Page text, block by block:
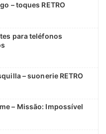
– toques RETRO
para teléfonos
– suonerie RETRO
– Missão: Impossível